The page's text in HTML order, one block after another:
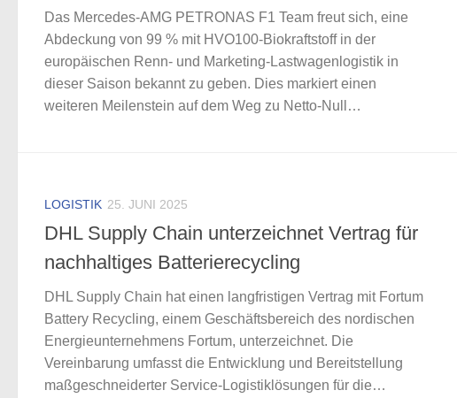
Das Mercedes-AMG PETRONAS F1 Team freut sich, eine
Abdeckung von 99 % mit HVO100-Biokraftstoff in der
europäischen Renn- und Marketing-Lastwagenlogistik in
dieser Saison bekannt zu geben. Dies markiert einen
weiteren Meilenstein auf dem Weg zu Netto-Null…
LOGISTIK 25. JUNI 2025
DHL Supply Chain unterzeichnet Vertrag für
nachhaltiges Batterierecycling
DHL Supply Chain hat einen langfristigen Vertrag mit Fortum
Battery Recycling, einem Geschäftsbereich des nordischen
Energieunternehmens Fortum, unterzeichnet. Die
Vereinbarung umfasst die Entwicklung und Bereitstellung
maßgeschneiderter Service-Logistiklösungen für die…